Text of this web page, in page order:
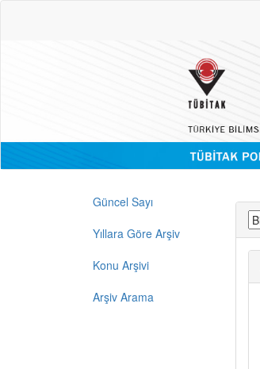
Güncel Sayı
Yıllara Göre Arşiv
Konu Arşivi
Arşiv Arama